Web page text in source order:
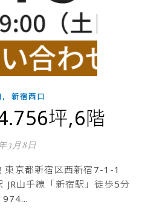
, 新宿西口
坪,6階
3月8日
JR山手線「新宿駅」徒歩5分
974…